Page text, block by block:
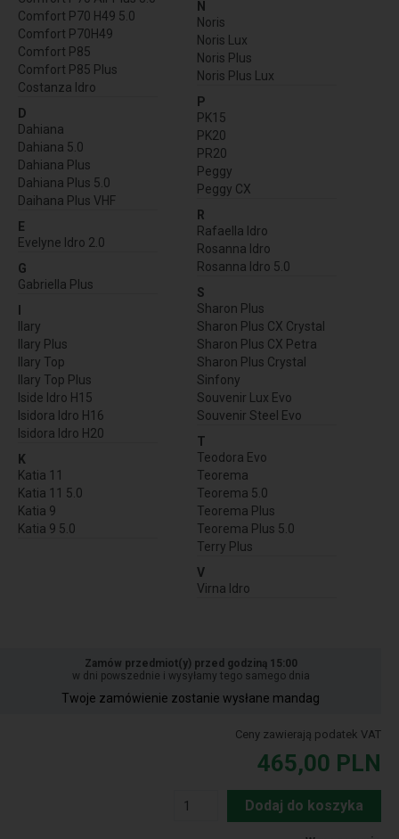
Comfort P70 H49 5.0
Comfort P70H49
Comfort P85
Comfort P85 Plus
Costanza Idro
D
Dahiana
Dahiana 5.0
Dahiana Plus
Dahiana Plus 5.0
Daihana Plus VHF
E
Evelyne Idro 2.0
G
Gabriella Plus
Ilary
Ilary Plus
Ilary Top
Ilary Top Plus
Iside Idro H15
Isidora Idro H16
Isidora Idro H20
K
Katia 11
Katia 11 5.0
Katia 9
Katia 9 5.0
N
Noris
Noris Lux
Noris Plus
Noris Plus Lux
P
PK15
PK20
PR20
Peggy
Peggy CX
R
Rafaella Idro
Rosanna Idro
Rosanna Idro 5.0
S
Sharon Plus
Sharon Plus CX Crystal
Sharon Plus CX Petra
Sharon Plus Crystal
Sinfony
Souvenir Lux Evo
Souvenir Steel Evo
T
Teodora Evo
Teorema
Teorema 5.0
Teorema Plus
Teorema Plus 5.0
Terry Plus
V
Virna Idro
Zamów przedmiot(y) przed godziną 15:00
w dni powszednie i wysyłamy tego samego dnia
Twoje zamówienie zostanie wysłane mandag
Ceny zawierają podatek VAT
465,00 PLN
Dodaj do koszyka